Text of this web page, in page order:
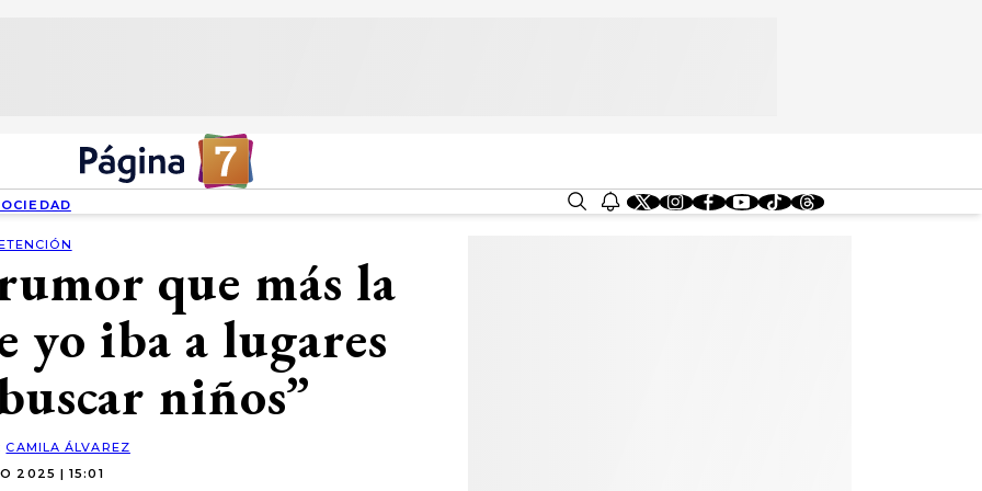
que más la
yo iba a lugares
niños”
CAMILA ÁLVAREZ
2025 | 15:01